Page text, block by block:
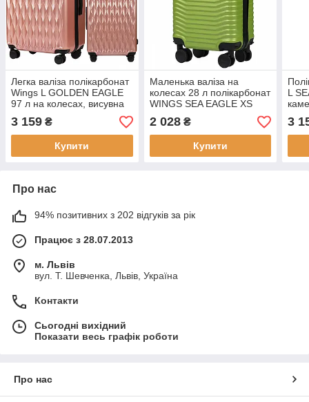
Легка валіза полікарбонат
Wings L GOLDEN EAGLE
97 л на колесах, висувна
ручка, замок TSA, колір
рожевий
3 159 ₴
Купити
Маленька валіза на
колесах 28 л полікарбонат
WINGS SEA EAGLE ХS
двокамерний, замок TSA,
салатова
2 028₴
Купити
L
3
Про нас
94% позитивних з 202 відгуків за рік
Працює з 28.07.2013
м. Львів
вул. Т. Шевченка, Львів, Україна
Контакти
Сьогодні вихідний
Показати весь графік роботи
Про нас